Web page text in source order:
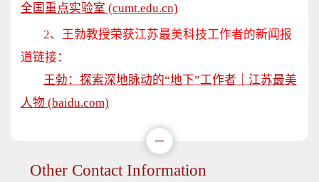
全国重点实验室 (cumt.edu.cn)
2、王勃教授荣获江苏最美科技工作者的新闻报
道链接 ：
王勃：探索深地脉动的“地下”工作者｜江苏最美
人物 (baidu.com)
Other Contact Information